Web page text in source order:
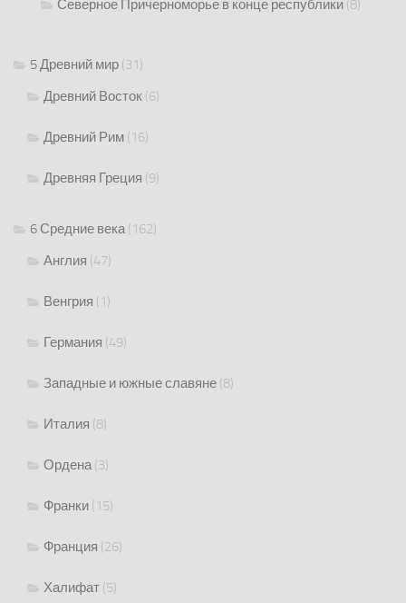
Северное Причерноморье в конце республики (8)
5 Древний мир (31)
Древний Восток (6)
Древний Рим (16)
Древняя Греция (9)
6 Средние века(162)
Англия (47)
Венгрия (1)
Германия (49)
Западные и южные славяне (8)
Италия (8)
Ордена(3)
Франки (15)
Франция (26)
Халифат (5)